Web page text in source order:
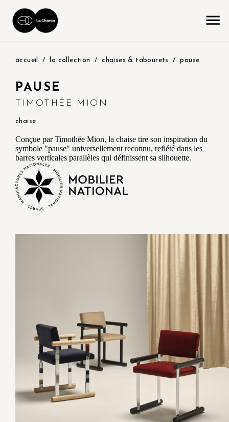
accueil la collection chaises & tabourets pause
PAUSE
TIMOTHÉE MION
chaise
Conçue par Timothée Mion, la chaise tire son inspiration du
symbole "pause" universellement reconnu, reflété dans les
barres verticales parallèles qui définissent sa silhouette.